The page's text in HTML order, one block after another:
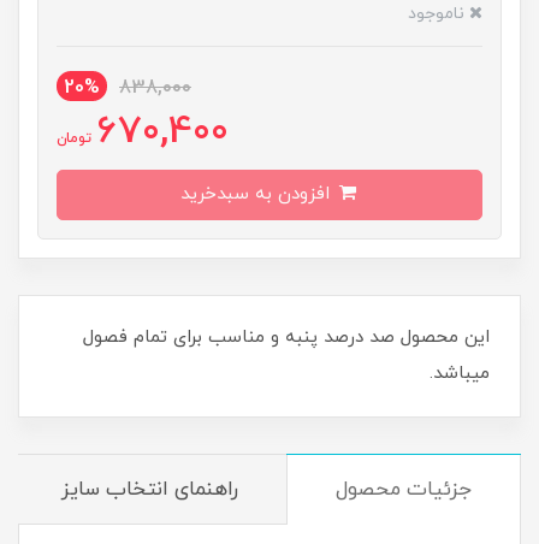
ناموجود
838,000
20%
670,400 تومان
این محصول صد درصد پنبه و مناسب برای تمام فصول
میباشد.
جزئیات محصول راهنمای انتخاب سایز